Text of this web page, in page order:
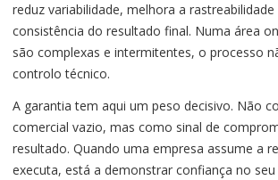
reduz variabilidade, melhora a
consistência do resultado final. Numa área
são complexas e intermitentes, o processo
controlo técnico.
A garantia tem aqui um peso decisivo. Não
comercial vazio, mas como sinal de
resultado. Quando uma empresa assume a
executa, está a demonstrar confiança no